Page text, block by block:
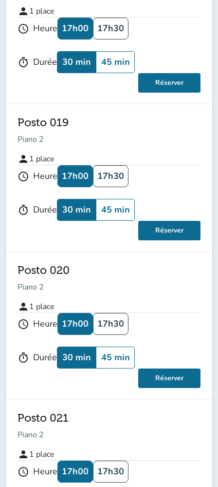
person 1 place
schedule Heure 17h00 17h30
timer Durée 30 min 45 min
Réserver
Posto 019
Piano 2
person 1 place
schedule Heure 17h00 17h30
timer Durée 30 min 45 min
Réserver
Posto 020
Piano 2
person 1 place
schedule Heure 17h00 17h30
timer Durée 30 min 45 min
Réserver
Posto 021
Piano 2
person 1 place
schedule Heure 17h00 17h30